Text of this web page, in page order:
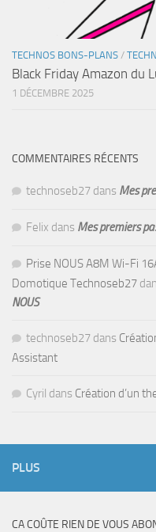
TECHNOS BONS-PLANS /
Black Friday Amazon du
1 DÉCEMBRE 2025
COMMENTAIRES RÉCENTS
technoseb27 dans Mes
Felix dans Mes premiers
Prise NOUS A8M Wi-Fi
Domotique Technoseb27
NOUS
technoseb27 dans
Assistant
Cyril dans Création d’un
PLUS
CA COÛTE RIEN DE VOUS